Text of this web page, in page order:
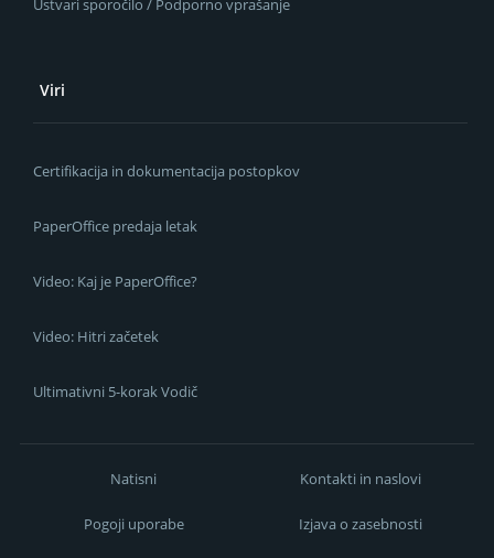
Ustvari sporočilo / Podporno vprašanje
Viri
Certifikacija in dokumentacija postopkov
PaperOffice predaja letak
Video: Kaj je PaperOffice?
Video: Hitri začetek
Ultimativni 5-korak Vodič
Natisni Kontakti in naslovi
Pogoji uporabe Izjava o zasebnosti